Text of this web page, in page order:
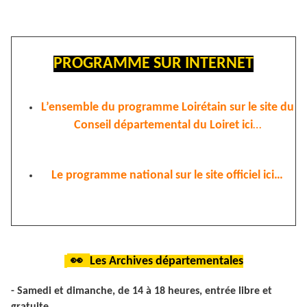
PROGRAMME SUR INTERNET
L’ensemble du programme Loirétain sur le site du
Conseil départemental du Loiret ici…
Le programme national sur le site officiel ici…
👀 Les Archives départementales
- Samedi et dimanche, de 14 à 18 heures, entrée libre et